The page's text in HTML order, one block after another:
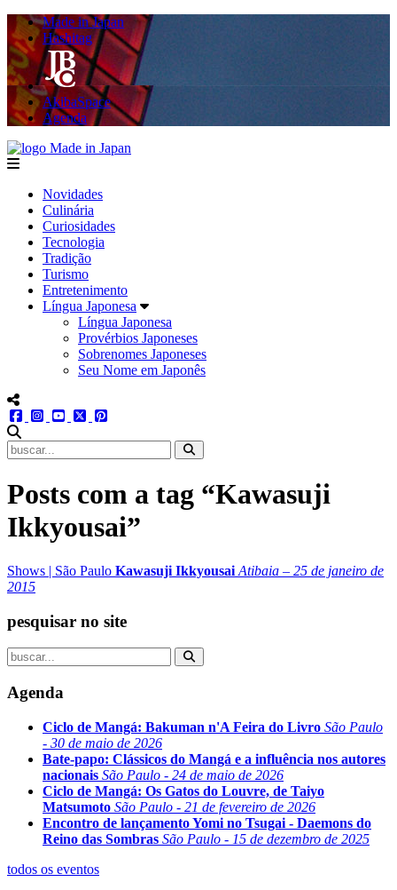
Made in Japan
Hashitag
AkibaSpace
Agenda
menu
Novidades
Culinária
Curiosidades
Tecnologia
Tradição
Turismo
Entretenimento
Língua Japonesa
Língua Japonesa
Provérbios Japoneses
Sobrenomes Japoneses
Seu Nome em Japonês
menu redes social
facebookinstagram
youtube
twitter
Posts com a tag “Kawasuji
Ikkyousai”
Shows | São Paulo Kawasuji Ikkyousai Atibaia – 25 de janeiro de
2015
pesquisar no site
Agenda
Ciclo de Mangá: Bakuman n'A Feira do Livro São Paulo
- 30 de maio de 2026
Bate-papo: Clássicos do Mangá e a influência nos autores
nacionais São Paulo - 24 de maio de 2026
Ciclo de Mangá: Os Gatos do Louvre, de Taiyo
Matsumoto São Paulo - 21 de fevereiro de 2026
Encontro de lançamento Yomi no Tsugai - Daemons do
Reino das Sombras São Paulo - 15 de dezembro de 2025
todos os eventos